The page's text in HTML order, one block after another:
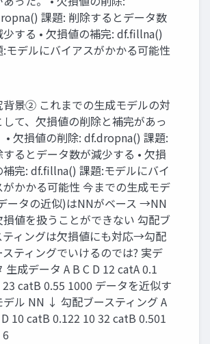
課題: 削除するとデータ数
少する • ⽋損値の補完: df.fillna()
:モデルにバイアスがかかる可能性
背景② これまでの⽣成モデルの対
して、⽋損値の削除と補完があっ
• ⽋損値の削除: df.dropna() 課題:
するとデータ数が減少する • ⽋損
補完: df.fillna() 課題:モデルにバイ
がかかる可能性 今までの⽣成モデ
ータの近似)はNNがベース →NN
損値を扱うことができない 勾配ブ
ティングは⽋損値にも対応→勾配
スティングでいけるのでは? 実デ
生成データ A B C D 12 catA 0.1
23 catB 0.55 1000 データを近似す
デル NN ↓ 勾配ブースティング A
D 10 catB 0.122 10 32 catB 0.501
6